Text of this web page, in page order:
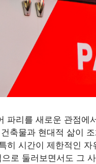
파리를 새로운 관점에
축물과 현대적 삶이
히 시간이 제한적인
로 둘러보면서도 그